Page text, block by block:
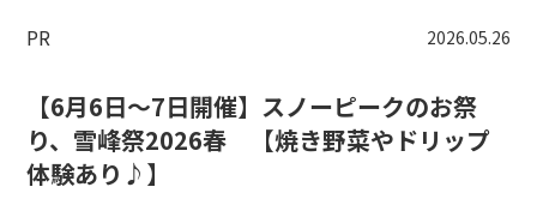
PR 2026.05.26
【6月6日～7日開催】スノーピークのお祭
り、雪峰祭2026春 【焼き野菜やドリップ
体験あり♪】